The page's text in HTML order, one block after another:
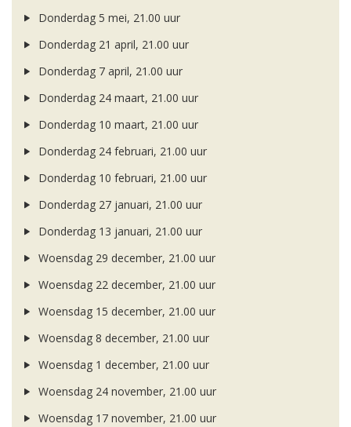
Donderdag 5 mei, 21.00 uur
Donderdag 21 april, 21.00 uur
Donderdag 7 april, 21.00 uur
Donderdag 24 maart, 21.00 uur
Donderdag 10 maart, 21.00 uur
Donderdag 24 februari, 21.00 uur
Donderdag 10 februari, 21.00 uur
Donderdag 27 januari, 21.00 uur
Donderdag 13 januari, 21.00 uur
Woensdag 29 december, 21.00 uur
Woensdag 22 december, 21.00 uur
Woensdag 15 december, 21.00 uur
Woensdag 8 december, 21.00 uur
Woensdag 1 december, 21.00 uur
Woensdag 24 november, 21.00 uur
Woensdag 17 november, 21.00 uur